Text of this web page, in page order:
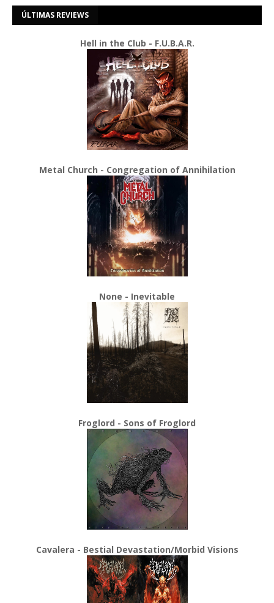
ÚLTIMAS REVIEWS
Hell in the Club - F.U.B.A.R.
Metal Church - Congregation of Annihilation
None - Inevitable
Froglord - Sons of Froglord
Cavalera - Bestial Devastation/Morbid Visions